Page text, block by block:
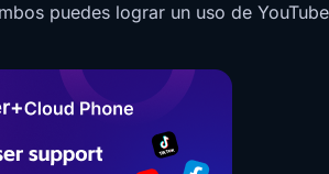
puedes lograr un uso de YouTube